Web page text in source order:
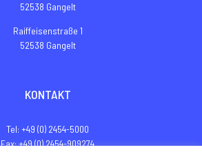
52538 Gangelt
Raiffeisenstraße 1
52538 Gangelt
KONTAKT
Tel: +49 (0) 2454-5000
Fax: +49 (0) 2454-909274